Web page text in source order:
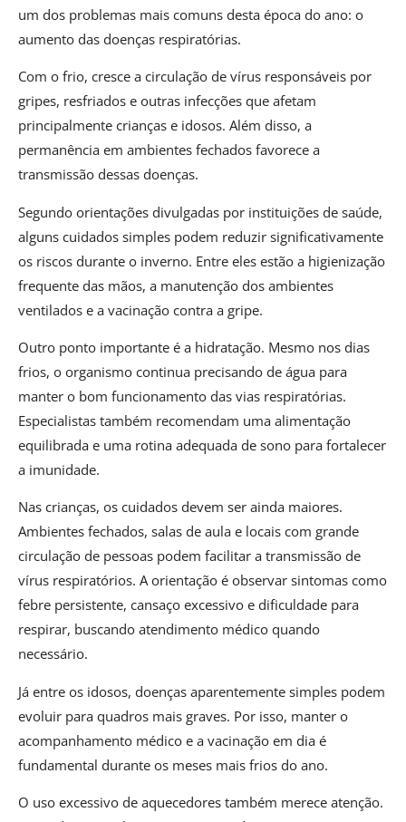
um dos problemas mais comuns desta época do ano: o
aumento das doenças respiratórias.
Com o frio, cresce a circulação de vírus responsáveis por
gripes, resfriados e outras infecções que afetam
principalmente crianças e idosos. Além disso, a
permanência em ambientes fechados favorece a
transmissão dessas doenças.
Segundo orientações divulgadas por instituições de saúde,
alguns cuidados simples podem reduzir significativamente
os riscos durante o inverno. Entre eles estão a higienização
frequente das mãos, a manutenção dos ambientes
ventilados e a vacinação contra a gripe.
Outro ponto importante é a hidratação. Mesmo nos dias
frios, o organismo continua precisando de água para
manter o bom funcionamento das vias respiratórias.
Especialistas também recomendam uma alimentação
equilibrada e uma rotina adequada de sono para fortalecer
a imunidade.
Nas crianças, os cuidados devem ser ainda maiores.
Ambientes fechados, salas de aula e locais com grande
circulação de pessoas podem facilitar a transmissão de
vírus respiratórios. A orientação é observar sintomas como
febre persistente, cansaço excessivo e dificuldade para
respirar, buscando atendimento médico quando
necessário.
Já entre os idosos, doenças aparentemente simples podem
evoluir para quadros mais graves. Por isso, manter o
acompanhamento médico e a vacinação em dia é
fundamental durante os meses mais frios do ano.
O uso excessivo de aquecedores também merece atenção.